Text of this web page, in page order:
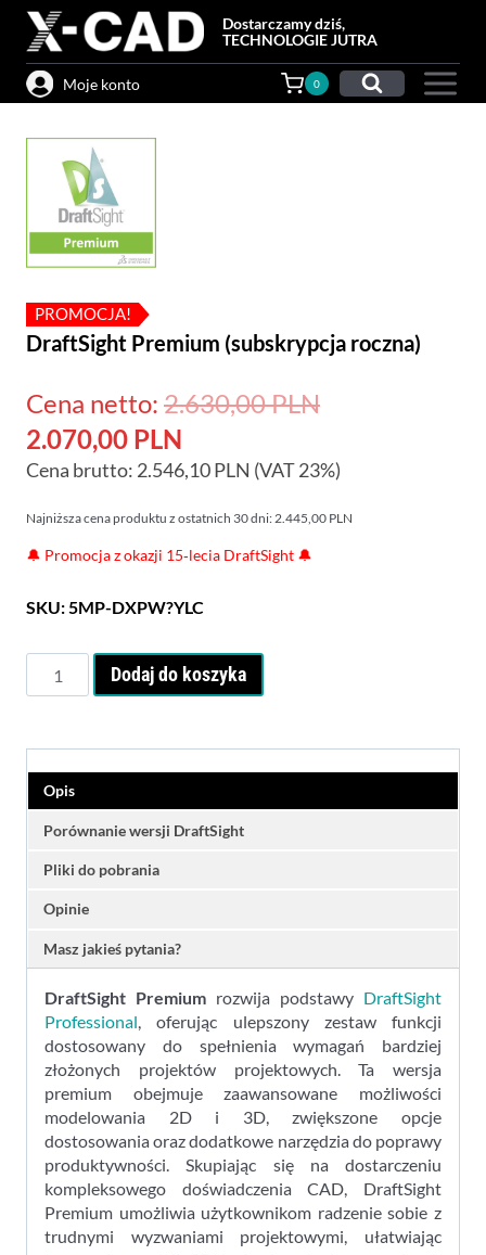
Przejdź
treści
Dostarczamy dziś,
TECHNOLOGIE JUTRA
Moje konto 0
PROMOCJA!
DraftSight Premium (subskrypcja roczna)
Cena netto: 2.630,00PLNPierwotna
wynosiła:
2.630,00 PLN.
2.070,00 PLN
cena
wynosi:
2.070,00 PLN.
Cena brutto: 2.546,10PLN (VAT 23%)
Najniższa cena produktu z ostatnich 30 dni:2.445,00 PLN
🔔 Promocja z okazji 15‑lecia DraftSight 🔔
SKU:5MP-DXPW?YLC
DraftSight
Dodaj do koszyka
Opis
Porównanie wersji DraftSight
Pliki do pobrania
Opinie
Masz jakieś pytania?
DraftSight Premium rozwija podstawy DraftSight
Professional, oferując ulepszony zestaw funkcji
dostosowany do spełnienia wymagań bardziej
złożonych projektów projektowych. Ta wersja
premium obejmuje zaawansowane możliwości
modelowania 2D i 3D, zwiększone opcje
dostosowania oraz dodatkowe narzędzia do poprawy
produktywności. Skupiając się na dostarczeniu
kompleksowego doświadczenia CAD, DraftSight
Premium umożliwia użytkownikom radzenie sobie z
trudnymi wyzwaniami projektowymi, ułatwiając